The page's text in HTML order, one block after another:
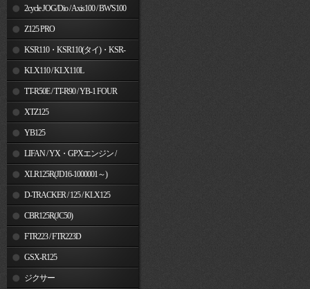
V50 2cycle JOG/Dio / Axis100 / BW'S100
Z125 PRO
KSR110・KSR110(タイ)・KSR-
I/II・KSR PRO
KLX110 / KLX110L
TT-R50E / TT-R90 / YB-1 FOUR
XTZ125
YB125
LIFAN / YX・GPXエンジン /
JinchengXLR125R(JD16-1000001～)
D-TRACKER / 125 / KLX125
CBR125R(JC50)
FTR223 / FTR223D
GSX-R125
ジクサー